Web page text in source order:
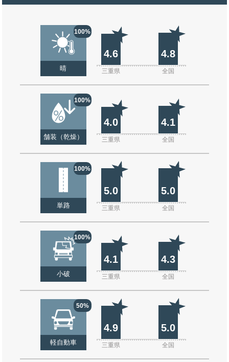
100%
晴
4.6 4.8
三重県 全国
100%
舗装（乾燥）
4.0 4.1
三重県 全国
100%
単路
5.0 5.0
三重県 全国
100%
小破
4.1 4.3
三重県 全国
50%
軽自動車
4.9 5.0
三重県 全国